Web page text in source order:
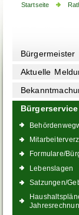
Startseite
Bürgermeister
Aktuelle
Bürgerservice
Formulare/
Lebenslagen
Satzungen/